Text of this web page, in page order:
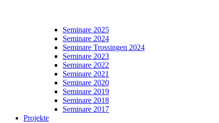
Seminare 2025
Seminare 2024
Seminare Trossingen 2024
Seminare 2023
Seminare 2022
Seminare 2021
Seminare 2020
Seminare 2019
Seminare 2018
Seminare 2017
Projekte